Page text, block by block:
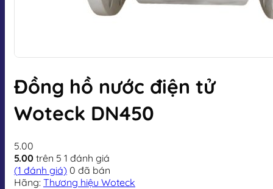
Đồng hồ nước điện tử
Woteck DN450
5.00
5.00 trên 5 1 đánh giá
(1 đánh giá) 0 đã bán
Hãng: Thương hiệu Woteck